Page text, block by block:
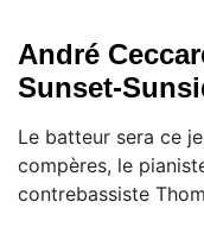
André
Sunset-
Le batteur sera ce
compères, le
contrebassiste